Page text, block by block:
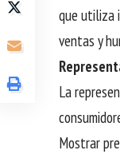
que utiliza
ventas y
La
Mostrar